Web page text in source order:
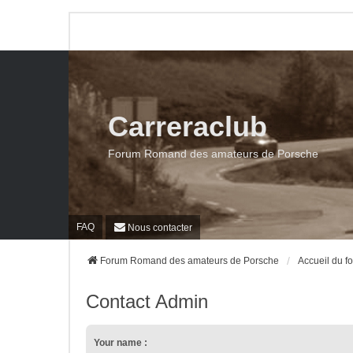
FAQ Nous contacter
Carreraclub
Forum Romand des amateurs de Porsche
Forum Romand des amateurs de Porsche Accueil du
Contact Admin
Your name :